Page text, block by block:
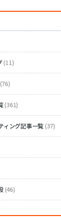
(11)
(361)
ィング記事一覧(37)
(46)